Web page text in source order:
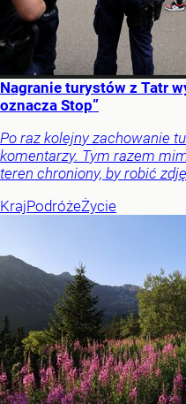
Nagranie turystów z Tatr
oznacza Stop”
Po raz kolejny zachowanie
komentarzy. Tym razem
teren chroniony, by robić
KrajPodróżeŻycie